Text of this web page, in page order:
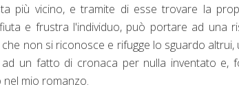
più vicino, e tramite di esse trovare la
e frustra l'individuo, può portare ad una
non si riconosce e rifugge lo sguardo
un fatto di cronaca per nulla inventato e,
mio romanzo.